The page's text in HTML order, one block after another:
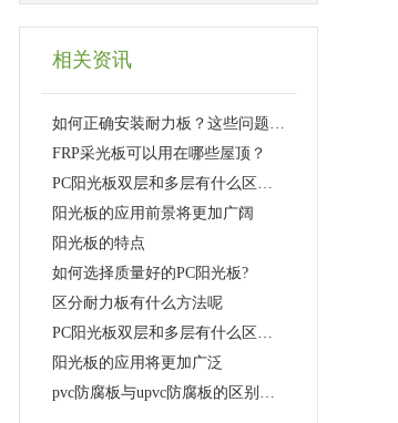
相关资讯
如何正确安装耐力板？这些问题要注意！
FRP采光板可以用在哪些屋顶？
PC阳光板双层和多层有什么区别？是不是层数越多越好
阳光板的应用前景将更加广阔
阳光板的特点
如何选择质量好的PC阳光板?
区分耐力板有什么方法呢
PC阳光板双层和多层有什么区别？是不是层数越多越好
阳光板的应用将更加广泛
pvc防腐板与upvc防腐板的区别是什么？